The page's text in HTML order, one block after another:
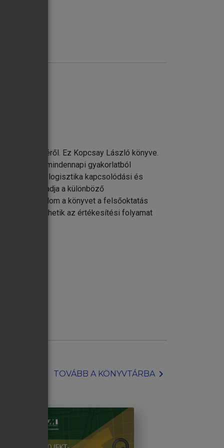
Ez Kopcsay László könyve.
Kiváló, a mindennapi gyakorlatból
és a logisztika kapcsolódási és
adja a különböző
szívvel ajánlom a könyvet a felsőoktatás
megérthetik az értékesítési folyamat
TOVÁBB A KÖNYVTÁRBAchevron_right